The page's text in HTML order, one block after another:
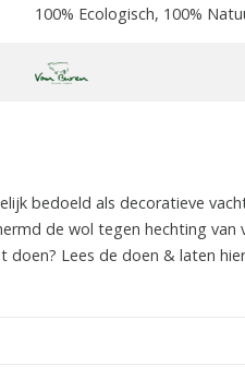
100% Ecologisch, 100%
bedoeld als decoratieve
de wol tegen hechting van
doen? Lees de doen & laten